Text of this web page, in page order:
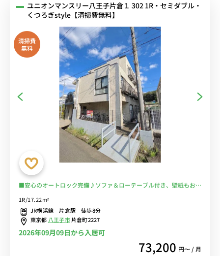
ユニオンマンスリー八王子片倉１ 302 1R・セミダブル・
くつろぎstyle【清掃費無料】
清掃費
無料
■安心のオートロック完備♪ソファ＆ローテーブル付き、壁紙もおし
でアクセス/片倉城跡公園や片倉つどいの森公園など自然が多いのも
魅力的/コンビニ至近/駅前にスーパーあり■選べるWi-Fi格安レンタ
ル中！
1R/17.22m²
JR横浜線 片倉駅 徒歩8分
東京都 八王子市片倉町2227
2026年09月09日から入居可
73,200 円〜 / 月